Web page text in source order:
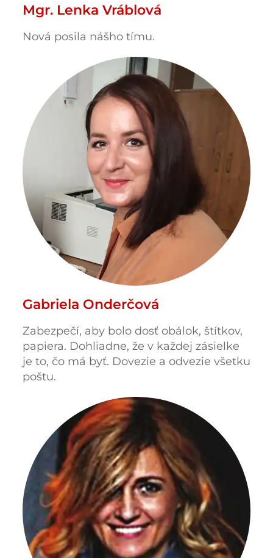
Mgr. Lenka Vráblová
Nová posila nášho tímu.
Gabriela Onderčová
Zabezpečí, aby bolo dosť obálok, štítkov,
papiera. Dohliadne, že v každej zásielke
je to, čo má byť. Dovezie a odvezie všetku
poštu.